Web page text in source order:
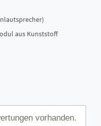
aus Kunststoff
vorhanden.